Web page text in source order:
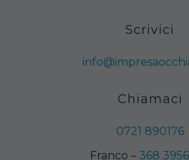
Scrivici
Chiamaci
0721 890176
Franco – 368